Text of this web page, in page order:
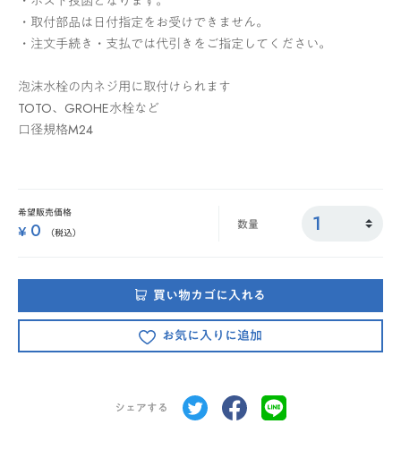
・取付部品は日付指定をお受けできません。
・注文手続き・支払では代引きをご指定してください。
泡沫水栓の内ネジ用に取付けられます
TOTO、GROHE水栓など
口径規格M24
希望販売価格
¥ 0 （税込）
数量
買い物カゴに入れる
お気に入りに追加
シェアする